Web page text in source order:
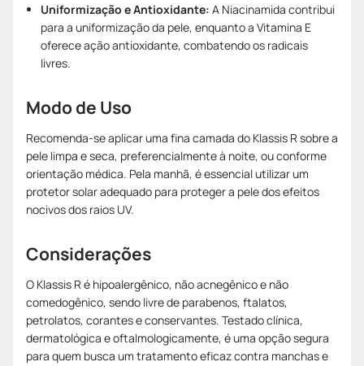
Uniformização e Antioxidante: A Niacinamida contribui
para a uniformização da pele, enquanto a Vitamina E
oferece ação antioxidante, combatendo os radicais
livres.
Modo de Uso
Recomenda-se aplicar uma fina camada do Klassis R sobre a
pele limpa e seca, preferencialmente à noite, ou conforme
orientação médica. Pela manhã, é essencial utilizar um
protetor solar adequado para proteger a pele dos efeitos
nocivos dos raios UV.
Considerações
O Klassis R é hipoalergênico, não acnegênico e não
comedogênico, sendo livre de parabenos, ftalatos,
petrolatos, corantes e conservantes. Testado clínica,
dermatológica e oftalmologicamente, é uma opção segura
para quem busca um tratamento eficaz contra manchas e